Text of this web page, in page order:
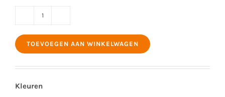
Modulair
Gepoedercoat
cm
TOEVOEGEN AAN WINKELWAGEN
Kleuren